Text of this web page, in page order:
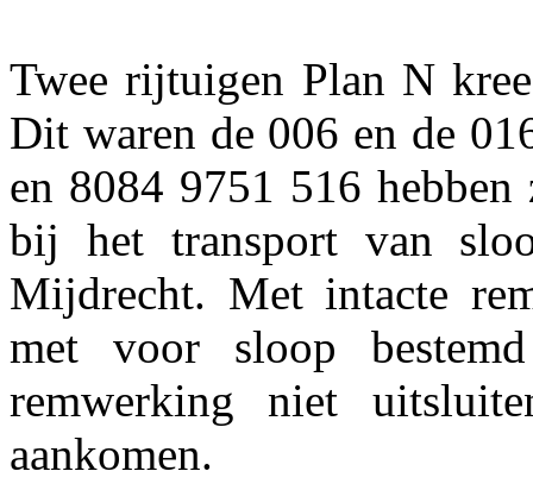
Twee rijtuigen Plan N
Dit waren de 006 en de
en 8084 9751 516
bij het transport van
Mijdrecht. Met intacte
met voor sloop
remwerking niet
aankomen.